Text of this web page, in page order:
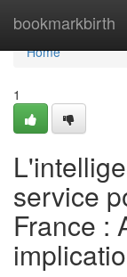
bookmarkbirth
Home
Home
1
service
France :